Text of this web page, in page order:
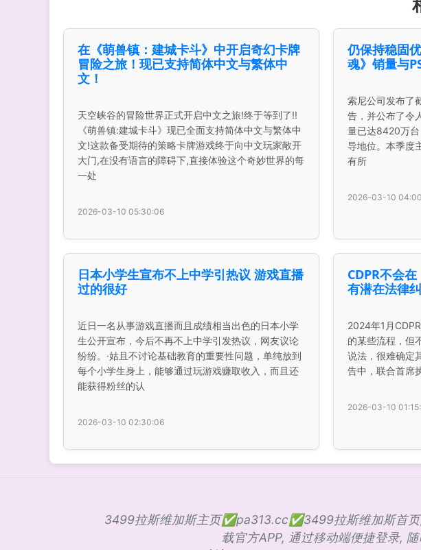
在《萌兽镇：建城卡斗》中开启奇幻卡牌
冒险之旅！现已支持简体中文与繁体中
文！
天空峡谷的冒险世界正式开启中文之旅!终于等到了!!
《萌兽镇:建城卡斗》现已全面支持简体中文与繁体中
文!这款备受期待的策略卡牌游戏终于向中文玩家敞开
大门,在没有语言的障碍下,直接体验这个奇妙世界的每
一处
2026-03-10 05:30:06
仍保持稳固
魂》销量与
索尼公司发布了
告，并公布了令
量已达8420万
导地位。本季度
有所
2026-03-10
日本小学生宣布不上中学引热议 游戏直播
过的很好
近日一名从事游戏直播而且成绩相当出色的日本小学
生公开宣布，今后不再不上中学引发热议，网友议论
纷纷。·姑且不讨论基础教育的重要性问题，单纯放到
每个小学生身上，能够通过玩游戏赚取收入，而且还
能获得粉丝的认
2026-03-10 02:30:06
CDPR不会
有潜在法律
2024年1月
的某些流程，但
说法，很难确定
告中，联合首席
2026-03-10
3499拉斯维加斯主页✅pa313.cc✅3499拉斯维加斯首
载官方APP, 通过移动端便捷登录,